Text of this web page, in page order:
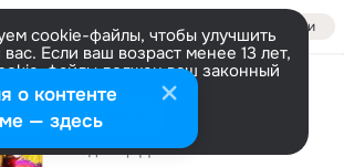
Войти
cookie-файлы, чтобы улучшить
Если ваш возраст менее 13 лет,
файлы должен ваш законный
Больше информации
все Настроить
Отцвела сирень
Владимир Девятов
о контенте
— здесь